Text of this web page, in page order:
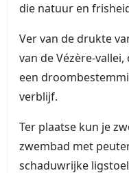
die natuur en
Ver van de drukte
van de Vézère-
een
verblijf.
Ter plaatse kun je
zwembad met
schaduwrijke